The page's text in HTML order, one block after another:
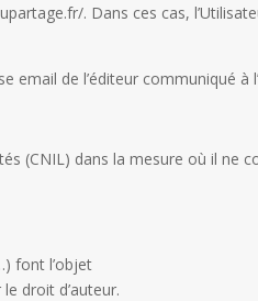
. Dans ces cas,
de l’éditeur communiqué à
(CNIL) dans la mesure où il ne
font l’objet
droit d’auteur.